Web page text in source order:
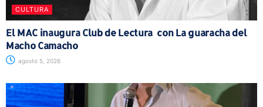
CULTURA
El MAC inaugura Club de Lectura con La guaracha del
Macho Camacho
agosto 5, 2026